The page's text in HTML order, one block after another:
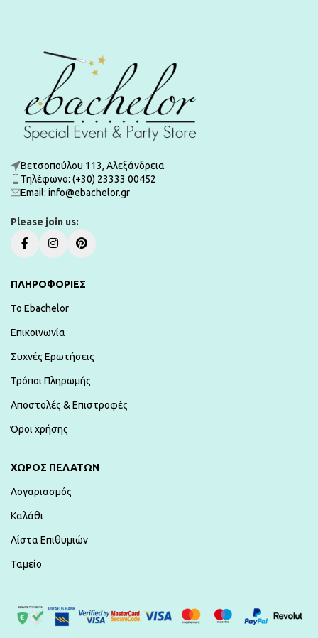
Βετσοπούλου 113, Αλεξάνδρεια
Τηλέφωνο: (+30) 23333 00452
Εmail: info@ebachelor.gr
Please join us:
ΠΛΗΡΟΦΟΡΙΕΣ
To Ebachelor
Επικοινωνία
Συχνές Ερωτήσεις
Τρόποι Πληρωμής
Αποστολές & Επιστροφές
Όροι χρήσης
ΧΏΡΟΣ ΠΕΛΑΤΏΝ
Λογαριασμός
Καλάθι
Λίστα Επιθυμιών
Ταμείο